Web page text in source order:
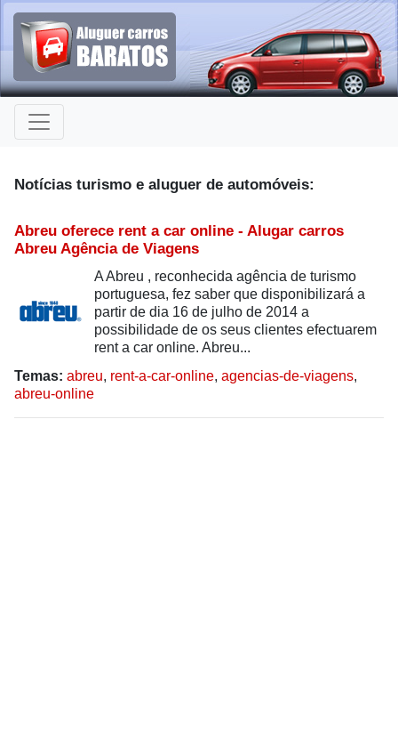
Notícias turismo e aluguer de automóveis:
Abreu oferece rent a car online - Alugar carros
Abreu Agência de Viagens
A Abreu , reconhecida agência de turismo
portuguesa, fez saber que disponibilizará a
partir de dia 16 de julho de 2014 a
possibilidade de os seus clientes efectuarem
rent a car online. Abreu...
Temas: abreu, rent-a-car-online, agencias-de-viagens,
abreu-online